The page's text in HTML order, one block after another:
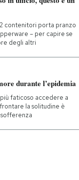
contenitori porta pranzo
– per capire se
degli altri
durante l’epidemia
faticoso accedere a
la solitudine è